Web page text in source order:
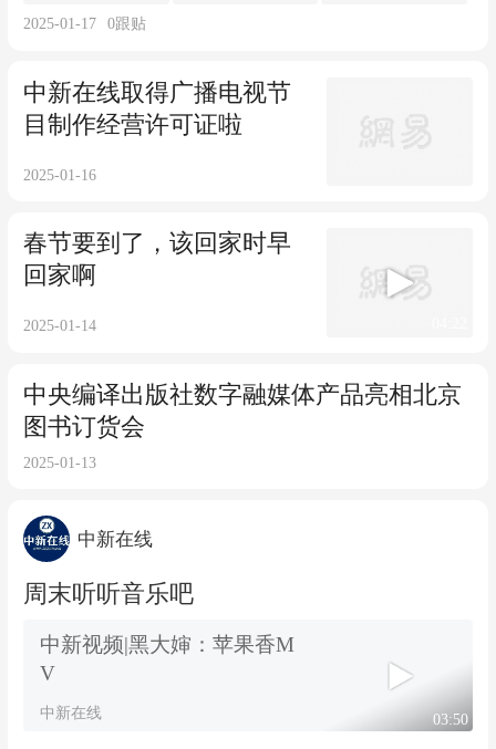
2025-01-17 0跟贴
中新在线取得广播电视节
目制作经营许可证啦
2025-01-16
春节要到了，该回家时早
回家啊
2025-01-14
中央编译出版社数字融媒体产品亮相北京
图书订货会
2025-01-13
中新在线
周末听听音乐吧
中新视频|黑大婶：苹果香M
V
中新在线 03:50